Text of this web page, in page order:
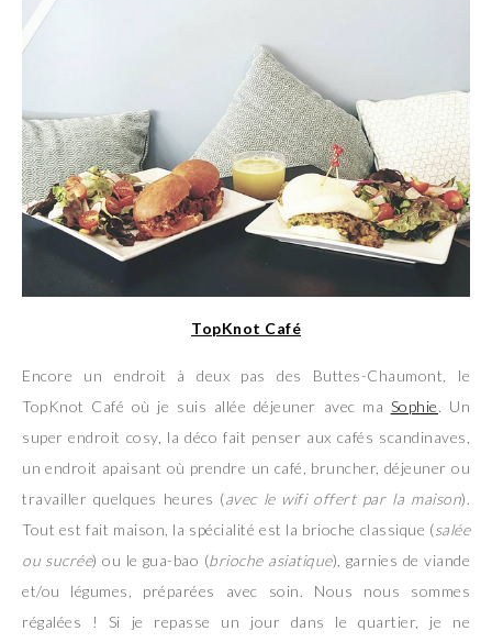
TopKnot Café
Encore un endroit à deux pas des Buttes-Chaumont, le
TopKnot Café où je suis allée déjeuner avec ma Sophie. Un
super endroit cosy, la déco fait penser aux cafés scandinaves,
un endroit apaisant où prendre un café, bruncher, déjeuner ou
travailler quelques heures (avec le wifi offert par la maison).
Tout est fait maison, la spécialité est la brioche classique (salée
ou sucrée) ou le gua-bao (brioche asiatique), garnies de viande
et/ou légumes, préparées avec soin. Nous nous sommes
régalées ! Si je repasse un jour dans le quartier, je ne